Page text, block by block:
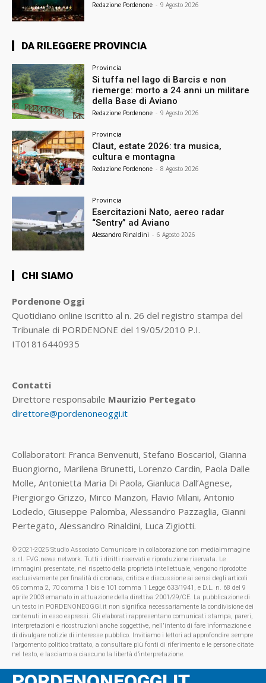
Redazione Pordenone - 9 Agosto 2026
DA RILEGGERE PROVINCIA
Provincia
Si tuffa nel lago di Barcis e non
riemerge: morto a 24 anni un militare
della Base di Aviano
Redazione Pordenone - 9 Agosto 2026
Provincia
Claut, estate 2026: tra musica,
cultura e montagna
Redazione Pordenone - 8 Agosto 2026
Provincia
Esercitazioni Nato, aereo radar
“Sentry” ad Aviano
Alessandro Rinaldini - 6 Agosto 2026
CHI SIAMO
Pordenone Oggi
Quotidiano online iscritto al n. 26 del registro stampa del
Tribunale di PORDENONE del 19/05/2010 P.I.
IT01816440935
Contatti
Direttore responsabile Maurizio Pertegato
direttore@pordenoneoggi.it
Collaboratori: Franca Benvenuti, Stefano Boscariol, Gianna
Buongiorno, Marilena Brunetti, Lorenzo Cardin, Paola Dalle
Molle, Antonietta Maria Di Paola, Gianluca Dall’Agnese,
Piergiorgo Grizzo, Mirco Manzon, Flavio Milani, Antonio
Lodedo, Giuseppe Palomba, Alessandro Pazzaglia, Gianni
Pertegato, Alessandro Rinaldini, Luca Zigiotti.
© 2021-2025 Studio Associato Comunicare in collaborazione con mediaimmagine
s.r.l. FVG.news network. Tutti i diritti riservati e riproduzione riservata. Le
immagini presentate, nel rispetto della proprietà intellettuale, vengono riprodotte
esclusivamente per finalità di cronaca, critica e discussione ai sensi degli articoli
65 comma 2, 70 comma 1 bis e 101 comma 1 Legge 633/1941, e D.L. n. 68 del 9
aprile 2003 emanato in attuazione della direttiva 2001/29/CE. La pubblicazione di
un testo in PORDENONEOGGI.it non significa necessariamente la condivisione dei
contenuti in esso espressi. Gli elaborati rappresentano comunicati stampa, pareri,
interpretazioni e ricostruzioni anche soggettive, nell'intento di fare informazione e
di divulgare notizie di interesse pubblico. Invitiamo i lettori ad approfondire sempre
l’argomento politico trattato, a consultare più fonti di riferimento e le persone citate
nel testo, e lasciamo a ciascuno la libertà d’interpretazione.